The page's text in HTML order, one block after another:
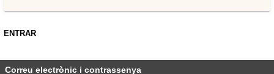
ENTRAR
Correu electrònic i contrassenya